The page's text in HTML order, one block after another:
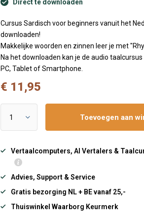
Direct te downloaden
Cursus Sardisch voor beginners vanuit het
downloaden!
Makkelijke woorden en zinnen leer je met
Na het downloaden kan je de audio
PC, Tablet of Smartphone.
€ 11,95
Toevoegen aan
Vertaalcomputers, AI Vertalers &
Advies, Support & Service
Gratis bezorging NL + BE vanaf 25,-
Thuiswinkel Waarborg Keurmerk